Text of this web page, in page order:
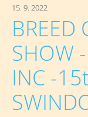
15. 9. 2022
BREED
SHOW
INC -